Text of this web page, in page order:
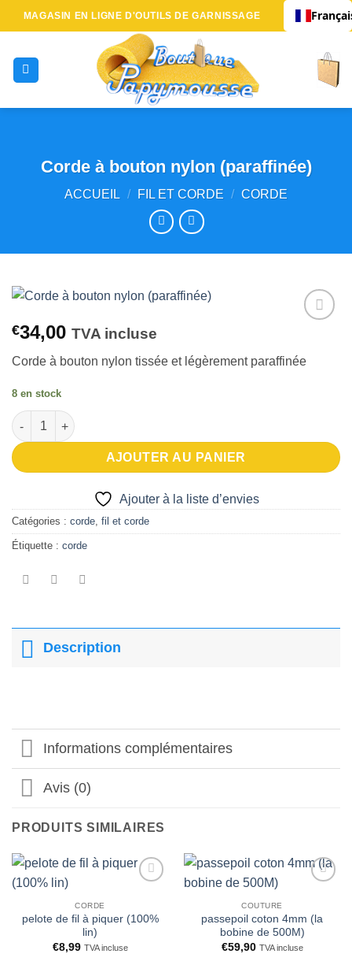
Passer
au
MAGASIN EN LIGNE D'OUTILS DE GARNISSAGE
Corde à bouton nylon (paraffinée)
ACCUEIL / FIL ET CORDE / CORDE
d’envies
€34,00 TVA incluse
Corde à bouton nylon tissée et légèrement paraffinée
8 en stock
quantité de Corde à bouton nylon (paraffinée)
AJOUTER AU PANIER
Ajouter à la liste d’envies
Catégories : corde fil et corde
Étiquette : corde
Description
Informations complémentaires
Avis (0)
PRODUITS SIMILAIRES
d’envies
CORDE
pelote de fil à piquer (100%
lin)
€8,99 TVA incluse
d’envies
COUTURE
passepoil coton 4mm (la
bobine de 500M)
€59,90 TVA incluse